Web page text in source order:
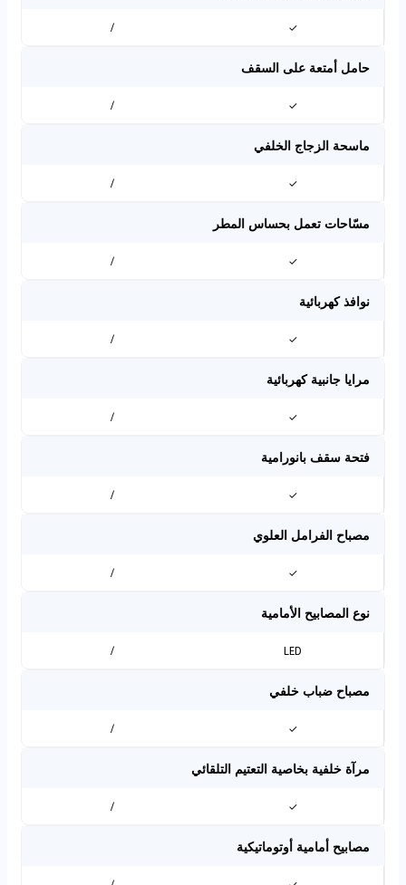
✓
/
حامل أمتعة على السقف
✓
/
ماسحة الزجاج الخلفي
✓
/
مسّاحات تعمل بحساس المطر
✓
/
نوافذ كهربائية
✓
/
مرايا جانبية كهربائية
✓
/
فتحة سقف بانورامية
✓
/
مصباح الفرامل العلوي
✓
/
نوع المصابيح الأمامية
LED
/
مصباح ضباب خلفي
✓
/
مرآة خلفية بخاصية التعتيم التلقائي
✓
/
مصابيح أمامية أوتوماتيكية